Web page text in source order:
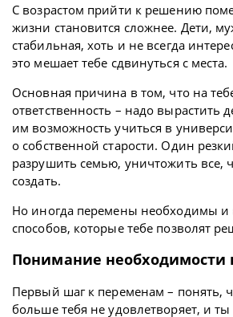
С возрастом прийти к решению
жизни становится сложнее. Дети,
стабильная, хоть и не всегда
это мешает тебе сдвинуться с места.
Основная причина в том, что на
ответственность – надо вырастить
им возможность учиться в
о собственной старости. Один
разрушить семью, уничтожить все,
создать.
Но иногда перемены необходимы и
способов, которые тебе позволят
Понимание необходимости
Первый шаг к переменам – понять,
больше тебя не удовлетворяет, и